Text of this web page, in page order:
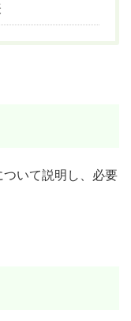
いて説明し、必要